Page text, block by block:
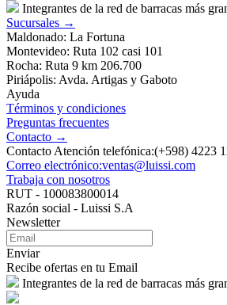
Integrantes de la red de barracas más
Sucursales →
Maldonado: La Fortuna
Montevideo: Ruta 102 casi 101
Rocha: Ruta 9 km 206.700
Piriápolis: Avda. Artigas y Gaboto
Ayuda
Términos y condiciones
Preguntas frecuentes
Contacto →
Contacto Atención telefónica:(+598) 4223
Correo electrónico:ventas@luissi.com
Trabaja con nosotros
RUT - 100083800014
Razón social - Luissi S.A
Newsletter
Enviar
Recibe ofertas en tu Email
Integrantes de la red de barracas más